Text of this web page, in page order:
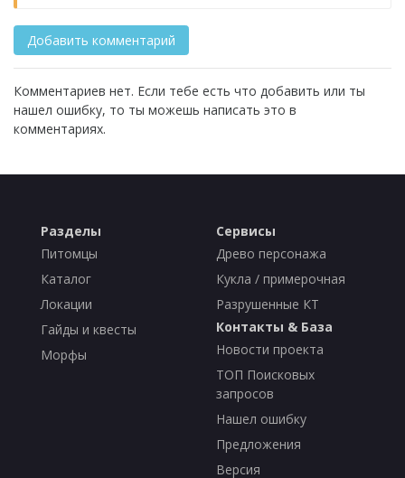
Комментариев нет. Если тебе есть что добавить или ты
нашел ошибку, то ты можешь написать это в
комментариях.
Разделы
Питомцы
Каталог
Локации
Гайды и квесты
Морфы
Сервисы
Древо персонажа
Кукла / примерочная
Разрушенные КТ
Контакты & База
Новости проекта
ТОП Поисковых
запросов
Нашел ошибку
Предложения
Версия